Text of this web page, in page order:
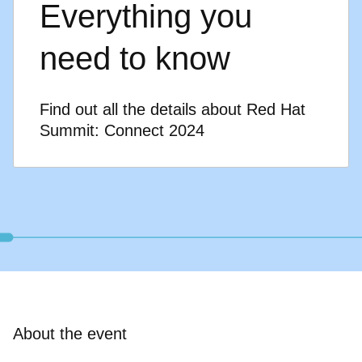
Everything you
need to know
Find out all the details about Red Hat
Summit: Connect 2024
About the event